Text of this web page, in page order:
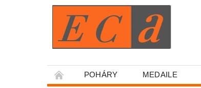
POHÁRY MEDAILE